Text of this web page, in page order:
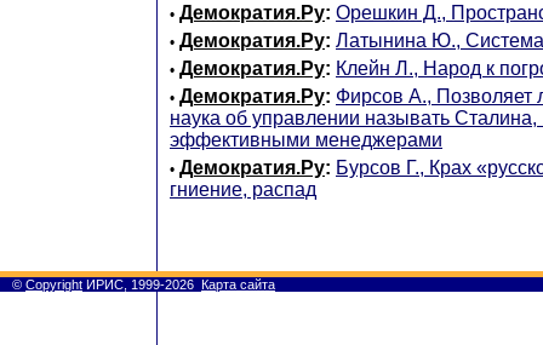
• Демократия.Ру: Орешкин Д.,
• Демократия.Ру: Латынина Ю., Система
• Демократия.Ру: Клейн Л., Народ к
• Демократия.Ру: Фирсов А., Позволяет
наука об управлении называть
эффективными менеджерами
• Демократия.Ру: Бурсов Г., Крах
гниение, распад
© Copyright ИРИС, 1999-2026 Карта сайта